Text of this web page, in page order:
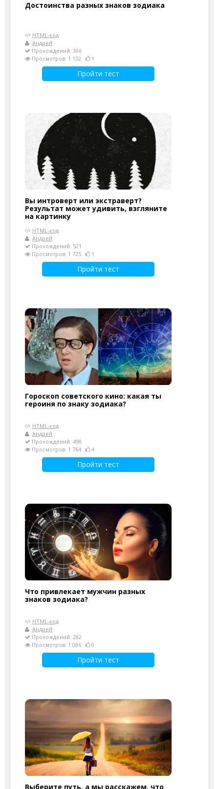
Достоинства разных знаков зодиака
HTML-код
Андрей
Прохождений: 306
Просмотров: 1 132
1
Пройти тест
Вы интроверт или экстраверт?
Результат может удивить, взгляните
на картинку
HTML-код
Андрей
Прохождений: 521
Просмотров: 1 725
1
Пройти тест
Гороскоп советского кино: какая ты
героиня по знаку зодиака?
HTML-код
Андрей
Прохождений: 498
Просмотров: 1 764
4
Пройти тест
Что привлекает мужчин разных
знаков зодиака?
HTML-код
Андрей
Прохождений: 282
Просмотров: 1 086
0
Пройти тест
Выберите путь, а мы расскажем, что